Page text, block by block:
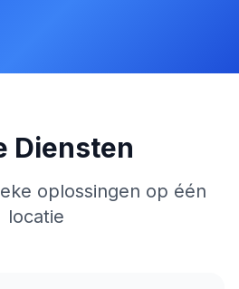
Diensten
oplossingen op één
locatie